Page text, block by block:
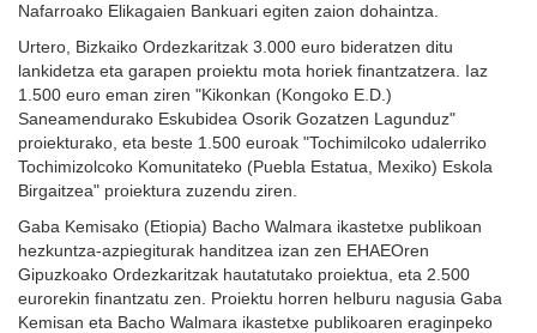
Nafarroako Elikagaien Bankuari egiten zaion dohaintza.
Urtero, Bizkaiko Ordezkaritzak 3.000 euro bideratzen ditu
lankidetza eta garapen proiektu mota horiek finantzatzera. Iaz
1.500 euro eman ziren "Kikonkan (Kongoko E.D.)
Saneamendurako Eskubidea Osorik Gozatzen Lagunduz"
proiekturako, eta beste 1.500 euroak "Tochimilcoko udalerriko
Tochimizolcoko Komunitateko (Puebla Estatua, Mexiko) Eskola
Birgaitzea" proiektura zuzendu ziren.
Gaba Kemisako (Etiopia) Bacho Walmara ikastetxe publikoan
hezkuntza-azpiegiturak handitzea izan zen EHAEOren
Gipuzkoako Ordezkaritzak hautatutako proiektua, eta 2.500
eurorekin finantzatu zen. Proiektu horren helburu nagusia Gaba
Kemisan eta Bacho Walmara ikastetxe publikoaren eraginpeko